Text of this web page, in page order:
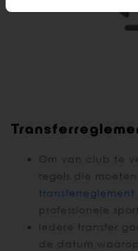
Om van club te
regels die
transferreglement
professionele
Iedere transfer
de datum